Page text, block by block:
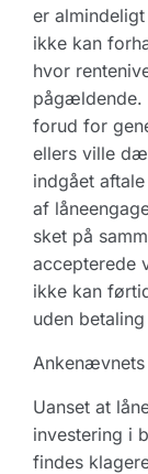
er
ikke kan
hvor
pågældende.
forud for
ellers ville
indgået
af
sket på
accepterede
ikke kan
uden
Uanset at
investering i
findes